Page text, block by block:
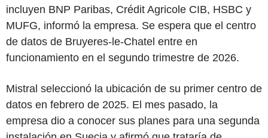
incluyen BNP Paribas, Crédit Agricole CIB, HSBC y
MUFG, informó la empresa. Se espera que el centro
de datos de Bruyeres-le-Chatel entre en
funcionamiento en el segundo trimestre de 2026.
Mistral seleccionó la ubicación de su primer centro de
datos en febrero de 2025. El mes pasado, la
empresa dio a conocer sus planes para una segunda